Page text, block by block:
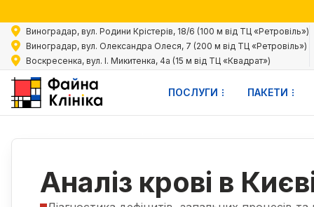
Виноградар, вул. Родини Крістерів, 18/6 (100 м від ТЦ «Ретровіль»)
Виноградар, вул. Олександра Олеся, 7 (200 м від ТЦ «Ретровіль»)
Воскресенка, вул. І. Микитенка, 4а (15 м від ТЦ «Квадрат»)
ПОСЛУГИ ПАКЕТИ
Аналіз крові в